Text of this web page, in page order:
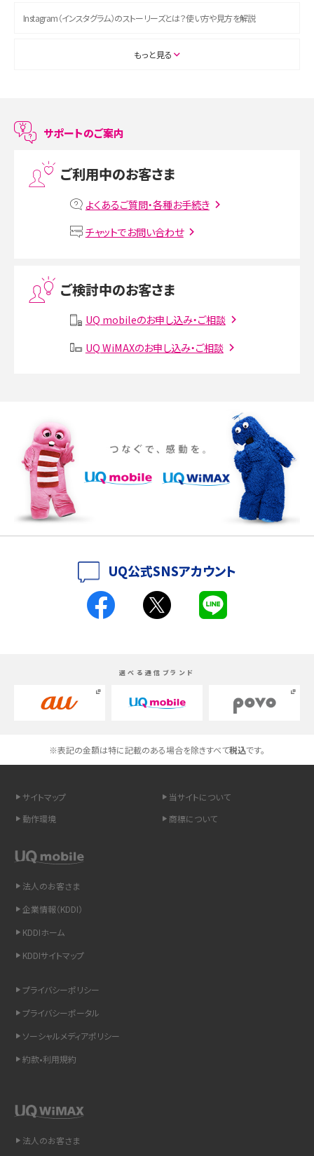
Instagram（インスタグラム）のストーリーズとは？使い方や見方を解説
ASMRとは？初心者向けの代表ジャンルや楽しみ方を解説
LINEで友だちを削除する方法は？方法ごとの影響や復活・復元する方法も解説
プリペイドSIMとは？種類やメリット・デメリット、利用までの流れを解説
VPN接続とは？仕組みや必要性、メリット・デメリット、接続方法を解説
Instagram（インスタグラム）でスクショするとバレる？バレるケースや撮り方も解
SMSとは？料金やできること、注意点や届かない時の対処法を解説
iPhone 16eとiPhone SE（第3世代）の違いは？サイズやスペックを比較して解説
iPhone 16eとiPhone 14を徹底比較！スペック・機能の違いをわかりやすく紹介
iPhone 16シリーズのモデルを比較！価格・サイズ・カメラ性能の違いを徹底解説
iPhone 16とiPhone 15の違いは？カメラ・スペック・機能を徹底比較
スマホが高い理由は？購入費用を抑える方法や端末を選ぶ時の注意点を解説！
高校生にスマホ制限は必要？所持率やメリット・デメリットを詳しく紹介
スマホのネット通信速度が遅い原因は？すぐできる対処法や見直すポイントを解
iCloudの使用容量を減らす9つの方法！使用状況の確認手順も紹介
インスタのDMの送り方は？便利機能の使い方や注意点をわかりやすく解説
Bluetooth®とは？Wi-Fiとの違いやスマホ・PCとの接続方法を解説
詳しく解説
もっと見る
サポートのご案内
ご利用中のお客さま
よくあるご質問・各種お手続き
チャットでお問い合わせ
ご検討中のお客さま
UQ mobileのお申し込み・ご相談
UQ WiMAXのお申し込み・ご相談
UQ公式SNSアカウント
選べる通信ブランド
※表記の金額は特に記載のある場合を除きすべて税込です。
サイトマップ
当サイトについて
動作環境
商標について
法人のお客さま
企業情報（KDDI）
KDDIホーム
KDDIサイトマップ
プライバシーポリシー
プライバシーポータル
ソーシャルメディアポリシー
約款•利用規約
法人のお客さま